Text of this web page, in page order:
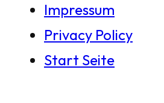
Impressum
Privacy Policy
Start Seite